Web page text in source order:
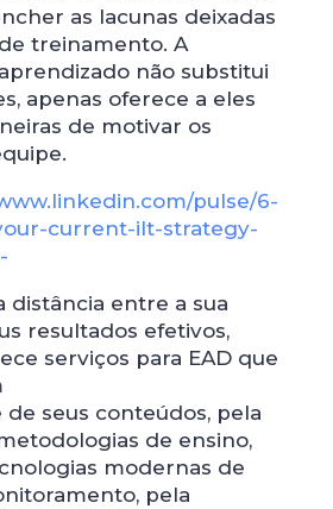
as lacunas deixadas
treinamento. A
não substitui
apenas oferece a eles
de motivar os
pulse/6-
current-ilt-strategy-
distância entre a sua
resultados efetivos,
serviços para EAD que
de seus conteúdos, pela
de ensino,
modernas de
pela